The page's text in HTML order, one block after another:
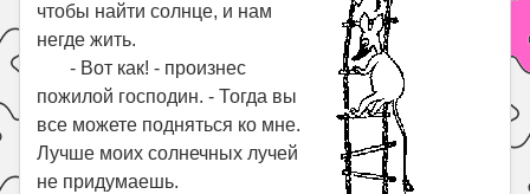
чтобы найти солнце, и нам
негде жить.
- Вот как! - произнес
пожилой господин. - Тогда вы
все можете подняться ко мне.
Лучше моих солнечных лучей
не придумаешь.